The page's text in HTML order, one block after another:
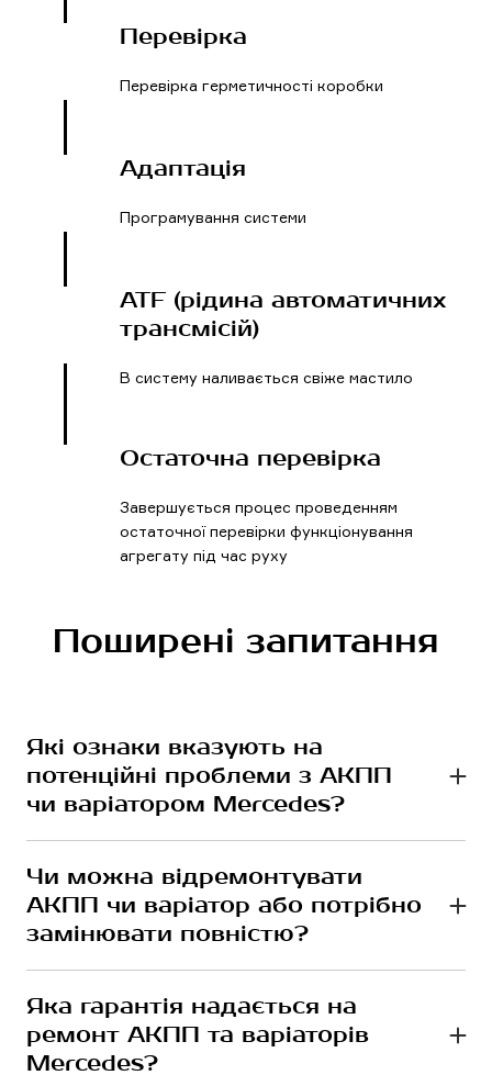
Перевірка
Перевірка герметичності коробки
Адаптація
Програмування системи
ATF (рідина автоматичних
трансмісій)
В систему наливається свіже мастило
Остаточна перевірка
Завершується процес проведенням
остаточної перевірки функціонування
агрегату під час руху
Поширені запитання
Які ознаки вказують на
потенційні проблеми з АКПП
чи варіатором Mercedes?
незвичайні шуми або вібрації при русі автомобіля, а
також зміни в роботі двигуна або непропорційність
швидкості та оборотів.
Чи можна відремонтувати
АКПП чи варіатор або потрібно
замінювати повністю?
вузли чи агрегати. Однак у деяких випадках, коли
проблеми виявляються серйозними, може бути
рекомендовано повну заміну.
Яка гарантія надається на
ремонт АКПП та варіаторів
Mercedes?